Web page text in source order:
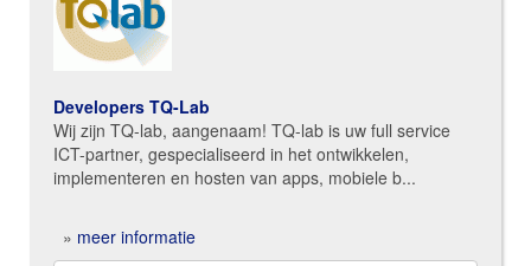
Developers TQ-Lab
Wij zijn TQ-lab, aangenaam! TQ-lab is uw full service
ICT-partner, gespecialiseerd in het ontwikkelen,
implementeren en hosten van apps, mobiele b...
» meer informatie